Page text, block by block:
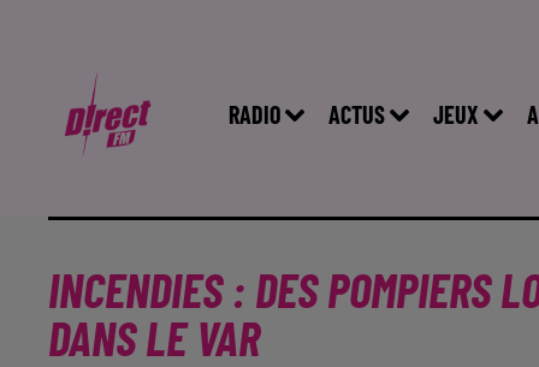
RADIO ACTUS JEUX
INCENDIES : DES POMPIERS
DANS LE VAR